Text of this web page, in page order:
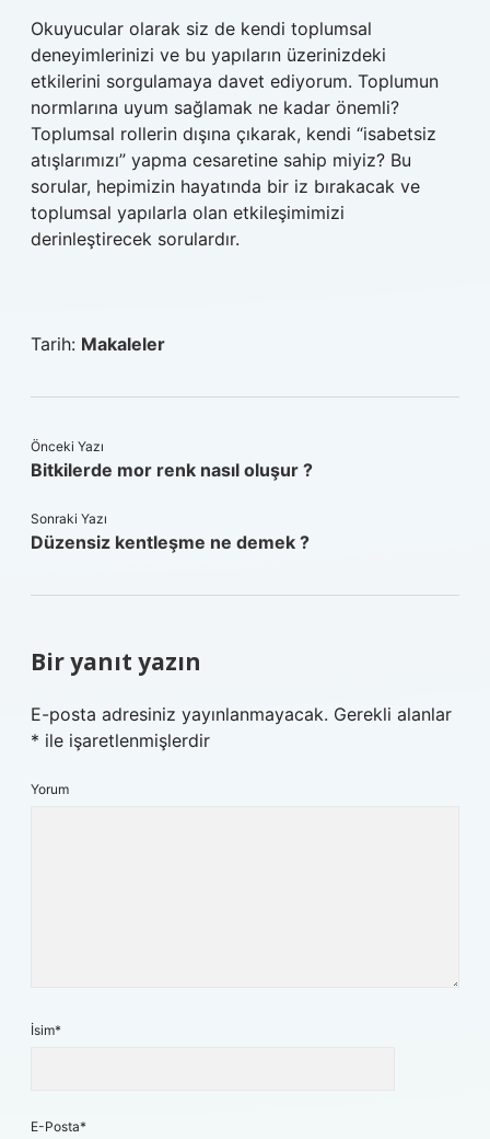
Okuyucular olarak siz de kendi toplumsal
deneyimlerinizi ve bu yapıların üzerinizdeki
etkilerini sorgulamaya davet ediyorum. Toplumun
normlarına uyum sağlamak ne kadar önemli?
Toplumsal rollerin dışına çıkarak, kendi “isabetsiz
atışlarımızı” yapma cesaretine sahip miyiz? Bu
sorular, hepimizin hayatında bir iz bırakacak ve
toplumsal yapılarla olan etkileşimimizi
derinleştirecek sorulardır.
Tarih: Makaleler
Önceki Yazı
Bitkilerde mor renk nasıl oluşur ?
Sonraki Yazı
Düzensiz kentleşme ne demek ?
Bir yanıt yazın
E-posta adresiniz yayınlanmayacak. Gerekli alanlar
* ile işaretlenmişlerdir
Yorum
İsim*
E-Posta*